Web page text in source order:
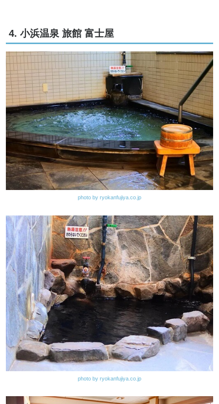
4. 小浜温泉 旅館 富士屋
photo by ryokanfujiya.co.jp
photo by ryokanfujiya.co.jp